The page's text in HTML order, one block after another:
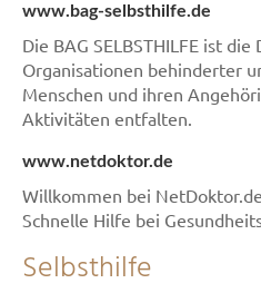
www.bag-selbsthilfe.de
Die BAG SELBSTHILFE ist
Organisationen behinderter
Menschen und ihren
Aktivitäten entfalten.
www.netdoktor.de
Willkommen bei
Schnelle Hilfe bei
Selbsthilfe